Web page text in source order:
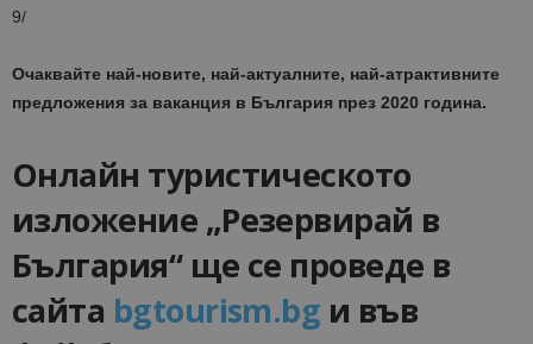
9/
Очаквайте най-новите, най-актуалните, най-атрактивните
предложения за ваканция в България през 2020 година.
Онлайн туристическото
изложение „Резервирай в
България“ ще се проведе в
сайта bgtourism.bg и във